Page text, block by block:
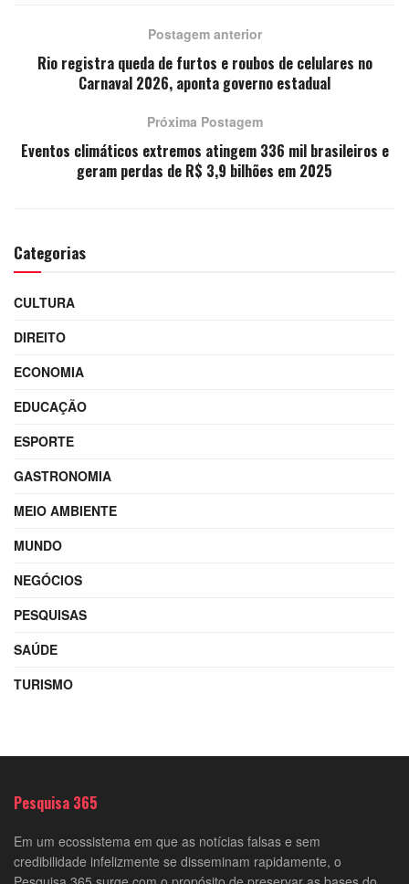
Postagem anterior
Rio registra queda de furtos e roubos de celulares no
Carnaval 2026, aponta governo estadual
Próxima Postagem
Eventos climáticos extremos atingem 336 mil brasileiros e
geram perdas de R$ 3,9 bilhões em 2025
Categorias
CULTURA
DIREITO
ECONOMIA
EDUCAÇÃO
ESPORTE
GASTRONOMIA
MEIO AMBIENTE
MUNDO
NEGÓCIOS
PESQUISAS
SAÚDE
TURISMO
Pesquisa 365
Em um ecossistema em que as notícias falsas e sem
credibilidade infelizmente se disseminam rapidamente, o